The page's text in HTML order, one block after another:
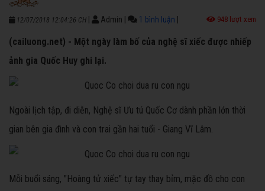
12/07/2018 12:04:26 CH Admin 1 bình luận 948 lượt xem
(cailuong.net) - Một ngày làm bố của nghệ sĩ xiếc được nhiếp
ảnh gia Quốc Huy ghi lại.
Ngoài lịch tập, đi diễn, Nghệ sĩ Ưu tú Quốc Cơ dành phần lớn thời
gian bên gia đình và con trai gần hai tuổi - Giang Vĩ Lâm.
Mỗi buổi sáng, "Hoàng tử xiếc" tự tay thay bỉm, mặc đồ cho con